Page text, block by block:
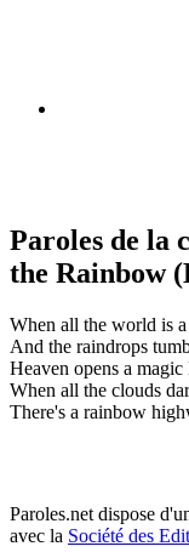
Paroles de la
the Rainbow
When all the world is
And the raindrops
Heaven opens a magic
When all the clouds
There's a rainbow
Paroles.net dispose
avec la Société des